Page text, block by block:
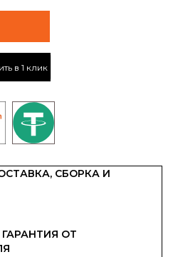
в 1 клик
СБОРКА И
ОТ